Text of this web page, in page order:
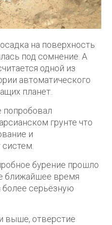
на поверхность
под сомнение. А
одной из
автоматического
планет.
попробовал
грунте что
и
систем.
бурение прошло
ближайшее время
более серьёзную
выше, отверстие